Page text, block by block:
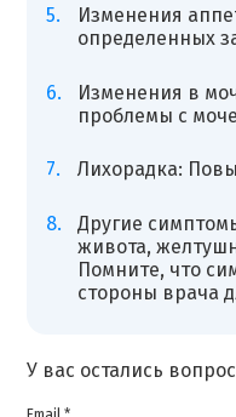
Изменения
определенных
Изменения в
проблемы с
Лихорадка:
Другие
живота,
Помните, что
стороны врача
У вас остались